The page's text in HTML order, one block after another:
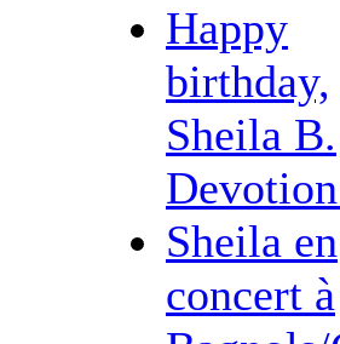
Happy
birthday,
Sheila B.
Sheila en
concert à